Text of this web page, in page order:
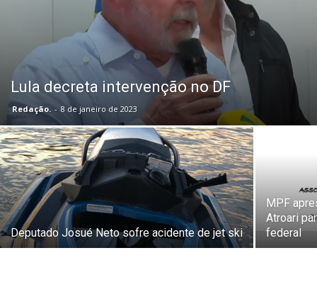
Lula decreta intervenção no DF
Redação. - 8 de janeiro de 2023
Deputado Josué Neto sofre acidente de jet ski
MPF
Atroari
federal